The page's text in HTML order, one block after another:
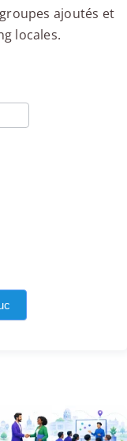
ajoutés et
locales.